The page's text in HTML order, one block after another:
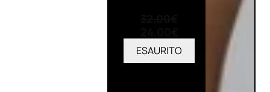
ESAURITO